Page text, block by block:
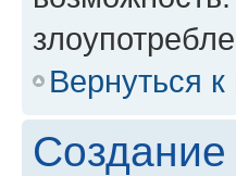
Вернуться к